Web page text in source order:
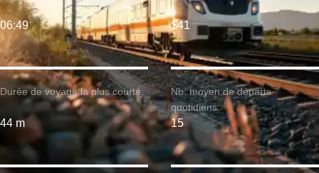
Durée de voyage la plus courte:
44 m
06:49 $41
Nb. moyen de départs
quotidiens:
15